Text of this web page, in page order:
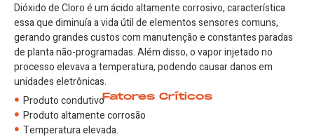
Dióxido de Cloro é um ácido altamente corrosivo, característica
essa que diminuía a vida útil de elementos sensores comuns,
gerando grandes custos com manutenção e constantes paradas
de planta não-programadas. Além disso, o vapor injetado no
processo elevava a temperatura, podendo causar danos em
unidades eletrônicas.
Fatores Críticos
Produto condutivo
Produto altamente corrosão
Temperatura elevada.